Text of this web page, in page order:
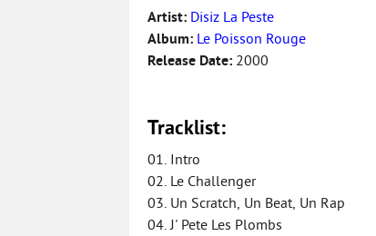
Artist: Disiz La Peste
Album: Le Poisson Rouge
Release Date: 2000
Tracklist:
01. Intro
02. Le Challenger
03. Un Scratch, Un Beat, Un Rap
04. J' Pete Les Plombs